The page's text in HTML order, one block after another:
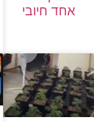
אחד חיובי